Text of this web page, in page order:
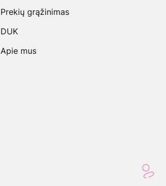
Prekių grąžinimas
DUK
Apie mus